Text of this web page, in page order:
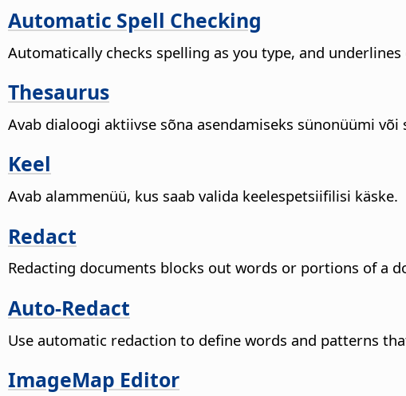
Automatic Spell Checking
Automatically checks spelling as you type, and
Thesaurus
Avab dialoogi aktiivse sõna asendamiseks sünonüümi
Keel
Avab alammenüü, kus saab valida keelespetsiifilisi käske.
Redact
Redacting documents blocks out words or portions of a
Auto-Redact
Use automatic redaction to define words and patterns
ImageMap Editor